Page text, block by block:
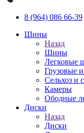
8 (964) 086 66-39
Шины
Назад
Шины
Легковые
Грузовые
Сельхоз и
Камеры
Ободные
Диски
Назад
Диски